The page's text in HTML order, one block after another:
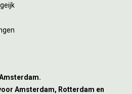
Amsterdam, Rotterdam en